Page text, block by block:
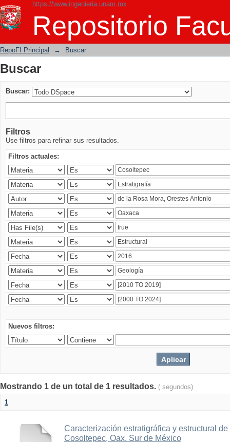
https://www.ingenieria.unam.mx
Repositorio
Buscar
RepoFI Principal → Buscar
Buscar
Buscar:
Filtros
Use filtros para refinar sus resultados.
Filtros actuales:
Nuevos filtros:
Mostrando 1 de un total de 1 resultados. ( segundos)
1
Caracterización estratigráfica y estructural
Cosoltepec, Oax. Sur de México